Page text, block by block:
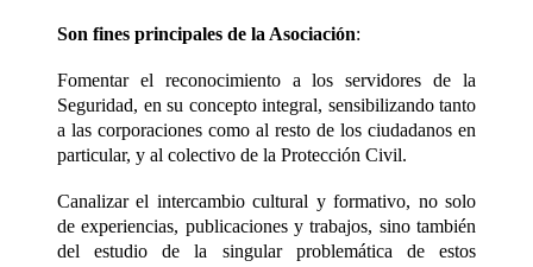
Son fines principales de la Asociación:
Fomentar el reconocimiento a los servidores de la
Seguridad, en su concepto integral, sensibilizando tanto
a las corporaciones como al resto de los ciudadanos en
particular, y al colectivo de la Protección Civil.
Canalizar el intercambio cultural y formativo, no solo
de experiencias, publicaciones y trabajos, sino también
del estudio de la singular problemática de estos